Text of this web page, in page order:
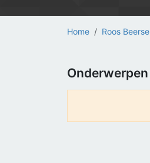
Home Roos Beerse
Onderwerpen